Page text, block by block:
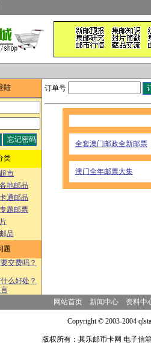
陆
类
市
地邮品
通邮品
题邮票
品
题
交费吗？
么好处？
订单号
全套澳门邮政全新邮票
澳门全年邮票大集
网站首页 新闻中心 资料中
Copyright © 2003-2004
版权所有：其乐邮币卡网 电子信